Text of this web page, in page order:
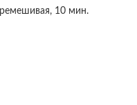
10 мин.